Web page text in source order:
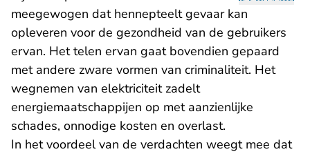
meegewogen dat hennepteelt gevaar kan
opleveren voor de gezondheid van de gebruikers
ervan. Het telen ervan gaat bovendien gepaard
met andere zware vormen van criminaliteit. Het
wegnemen van elektriciteit zadelt
energiemaatschappijen op met aanzienlijke
schades, onnodige kosten en overlast.
In het voordeel van de verdachten weegt mee dat